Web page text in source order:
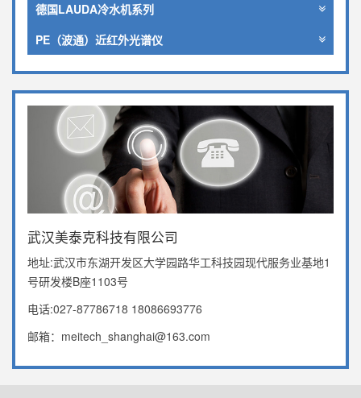
德国LAUDA冷水机系列
PE（波通）近红外光谱仪
武汉美泰克科技有限公司
地址:武汉市东湖开发区大学园路华工科技园现代服务业基地1
号研发楼B座1103号
电话:027-87786718 18086693776
邮箱：meitech_shanghai@163.com